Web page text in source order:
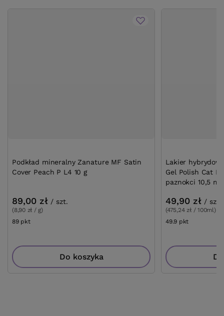
Podkład mineralny Zanature MF Satin
Cover Peach P L4 10 g
89,00 zł / szt.
(8,90 zł / g)
89 pktpunktów
Do koszyka
Lakier
Gel Polish Cat
paznokci 10,5 ml
49,90 zł / szt.
(475,24 zł / 100ml)
49.9 pkt